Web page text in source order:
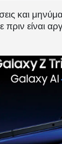
και
πριν είναι